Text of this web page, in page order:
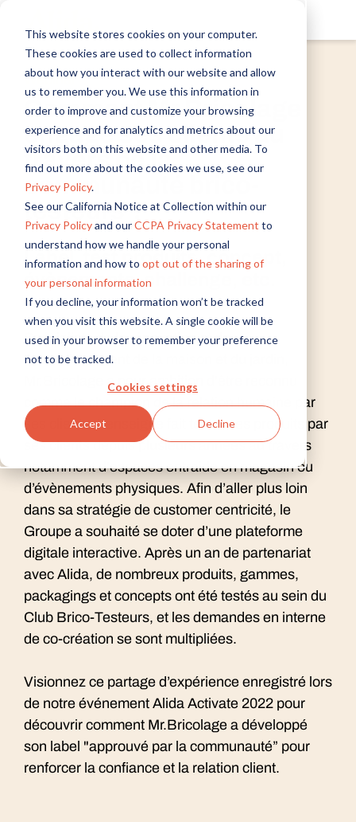
This website stores cookies on your computer.
These cookies are used to collect information
about how you interact with our website and allow
us to remember you. We use this information in
order to improve and customize your browsing
experience and for analytics and metrics about our
visitors both on this website and other media. To
find out more about the cookies we use, see our
Privacy Policy.
See our California Notice at Collection within our
Privacy Policyand ourCCPA Privacy Statement to
understand how we handle your personal
information and how to opt out of the sharing of
your personal information
If you decline, your information won’t be tracked
when you visit this website. A single cookie will be
used in your browser to remember your preference
not to be tracked.
Cookies settings
Accept Decline
Webinar
Comment Mr.Bricolage
engage ses clients au
travers de la
communauté brico-
testeurs ?
Label, test produits, concept,
évènements, challenge, etc.
Spécialiste de la rénovation et de
l'embellissement de la maison et du jardin,
Mr.Bricolage a pour ambition d'être reconnu
comme le champion de la relation humaine par
ses clients. L’enseigne fait tester ses produits par
ses clients depuis plusieurs années au travers
notamment d'espaces entraide en magasin ou
d’évènements physiques. Afin d’aller plus loin
dans sa stratégie de customer centricité, le
Groupe a souhaité se doter d’une plateforme
digitale interactive. Après un an de partenariat
avec Alida, de nombreux produits, gammes,
packagings et concepts ont été testés au sein du
Club Brico-Testeurs, et les demandes en interne
de co-création se sont multipliées.
Visionnez ce partage d’expérience enregistré lors
de notre événement Alida Activate 2022 pour
découvrir comment Mr.Bricolage a développé
son label "approuvé par la communauté” pour
renforcer la confiance et la relation client.